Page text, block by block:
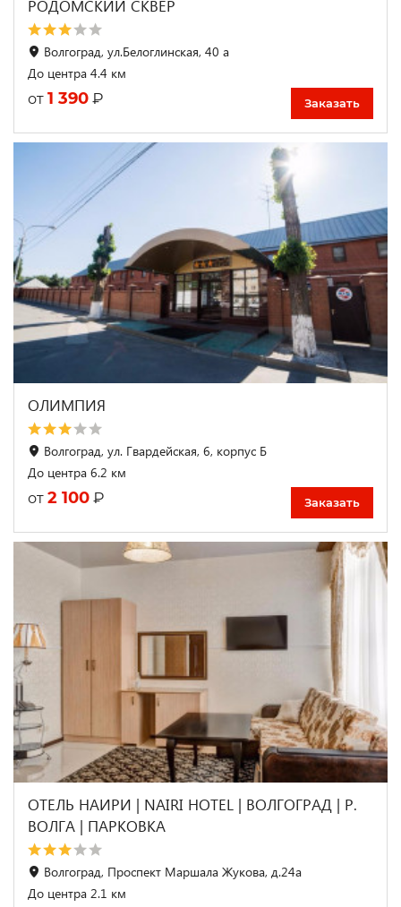
РОДОМСКИЙ СКВЕР
Волгоград, ул.Белоглинская, 40 а
До центра 4.4 км
от 1 390 ₽ Заказать
ОЛИМПИЯ
Волгоград, ул. Гвардейская, 6, корпус Б
До центра 6.2 км
от 2 100 ₽ Заказать
ОТЕЛЬ НАИРИ | NAIRI HOTEL | ВОЛГОГРАД | Р.
ВОЛГА | ПАРКОВКА
Волгоград, Проспект Маршала Жукова, д.24а
До центра 2.1 км